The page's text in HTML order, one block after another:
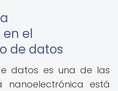
el
de datos
datos es una de las
está